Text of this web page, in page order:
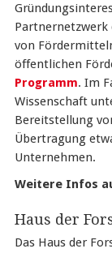
Partnernetzwerk
von
öffentlichen
Programm. Im
Wissenschaft
Bereitstellung
Übertragung
Unternehmen.
Weitere Infos
Haus der
Das Haus der